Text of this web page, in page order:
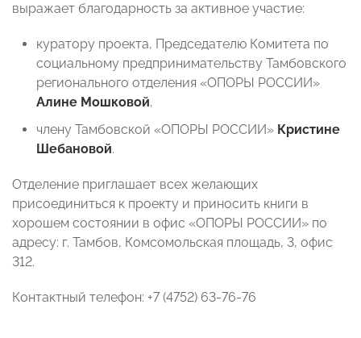
выражает благодарность за активное участие:
куратору проекта, Председателю Комитета по
социальному предпринимательству Тамбовского
регионального отделения «ОПОРЫ РОССИИ»
Алине Мошковой,
члену Тамбовской «ОПОРЫ РОССИИ» Кристине
Шебановой.
Отделение приглашает всех желающих
присоединиться к проекту и приносить книги в
хорошем состоянии в офис «ОПОРЫ РОССИИ» по
адресу: г. Тамбов, Комсомольская площадь, 3, офис
312.
Контактный телефон: +7 (4752) 63-76-76